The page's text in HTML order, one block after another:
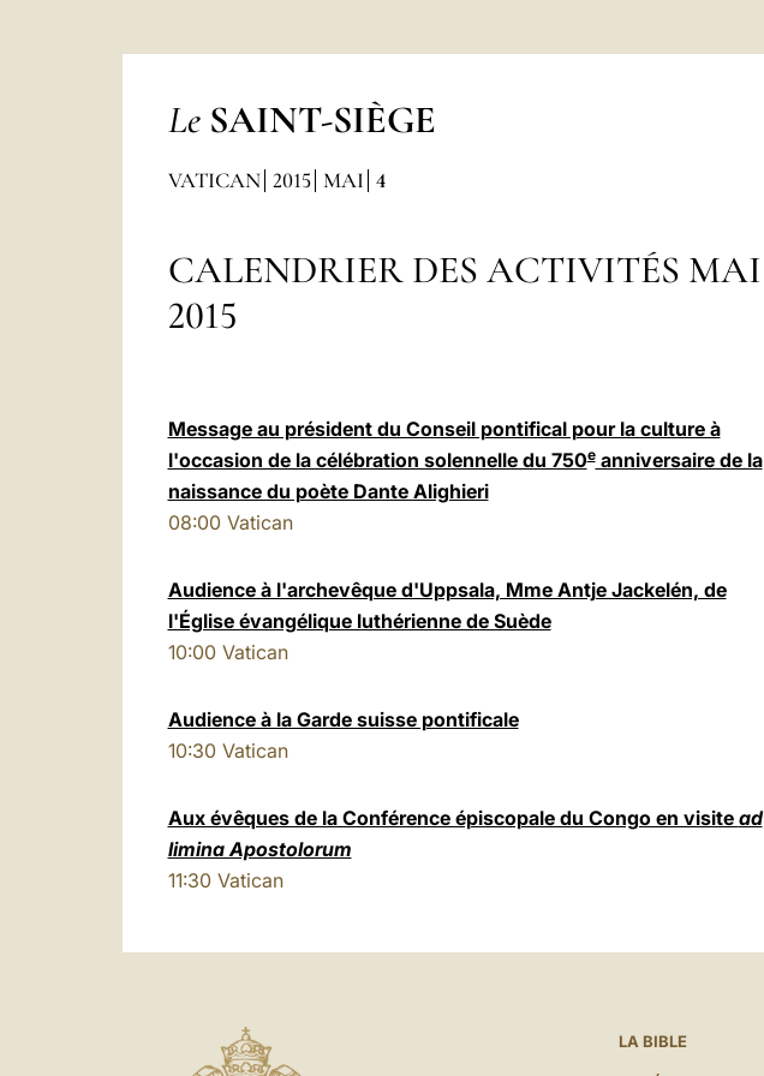
Le SAINT-SIÈGE
VATICAN 2015 MAI 4
CALENDRIER DES ACTIVITÉS MAI
2015
Message au président du Conseil pontifical pour la culture à
l'occasion de la célébration solennelle du 750eanniversaire de la
naissance du poète Dante Alighieri
08:00 Vatican
Audience à l'archevêque d'Uppsala, Mme Antje Jackelén, de
l'Église évangélique luthérienne de Suède
10:00 Vatican
Audience à la Garde suisse pontificale
10:30 Vatican
Aux évêques de la Conférence épiscopale du Congo en visite ad
limina Apostolorum
11:30 Vatican
LA BIBLE